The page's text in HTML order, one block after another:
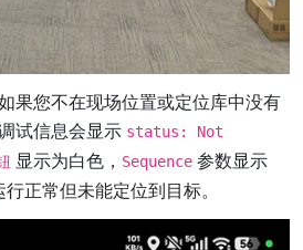
如果您不在现场位置或定位库中没有
试信息会显示 status: Not
显示为白色， Sequence 参数显示
正常但未能定位到目标。